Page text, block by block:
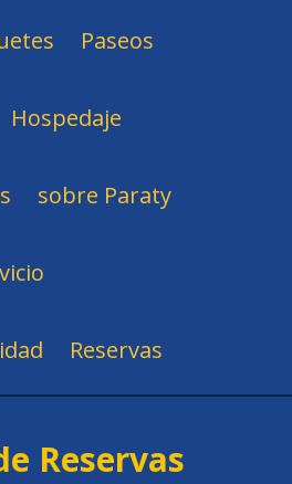
Paseos
Hospedaje
sobre Paraty
Reservas
Reservas